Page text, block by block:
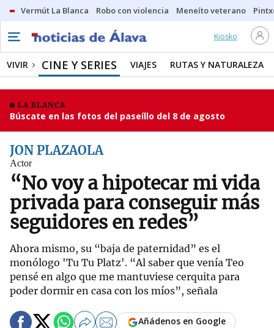
Vermút La Blanca Robo con violencia Meneíto veterano
Kiosko
VIVIR CINE Y SERIES VIAJES RUTAS Y NATURALEZA
LA BLANCA
Búscate en las fotos del paseíllo del 8 de agosto
JON PLAZAOLA
Actor
“No voy a hipotecar mi vida
privada para conseguir más
seguidores en redes”
Ahora mismo, su “baja de paternidad” es el
monólogo 'Tu Tu Platz'. “Al saber que venía Teo
pensé en algo que me mantuviese cerquita para
poder dormir en casa con los míos”, señala
Añádenos en Google